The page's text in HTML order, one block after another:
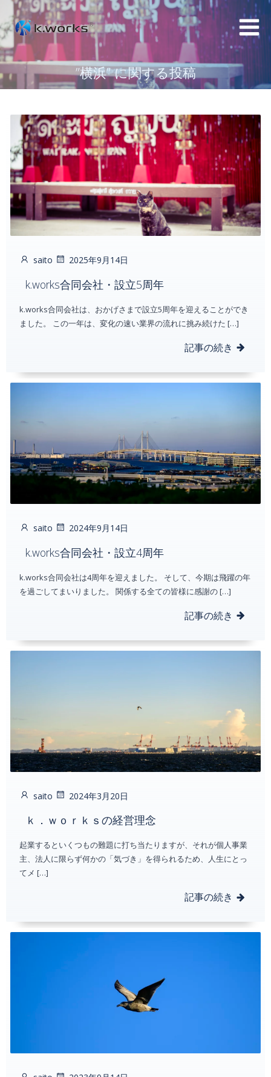
コ
ン
テ
ン
ツ
へ
キ
ッ
プ
”横浜” に関する投稿
saito 2025年9月14日
k.works合同会社・設立5周年
k.works合同会社は、おかげさまで設立5周年を迎えることができ
ました。 この一年は、変化の速い業界の流れに挑み続けた […]
記事の続き
saito 2024年9月14日
k.works合同会社・設立4周年
k.works合同会社は4周年を迎えました。 そして、今期は飛躍の年
を過ごしてまいりました。 関係する全ての皆様に感謝の […]
記事の続き
saito 2024年3月20日
ｋ．ｗｏｒｋｓの経営理念
起業するといくつもの難題に打ち当たりますが、それが個人事業
主、法人に限らず何かの「気づき」を得られるため、人生にとっ
てメ […]
記事の続き